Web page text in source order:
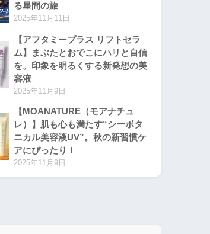
る星間の旅
2025年11月11日
【アフタミープラス リフトセラ
ム】まぶたとおでこにハリと自信
を。印象を明るくする新発想の美
容液
2025年11月9日
【MOANATURE（モアナチュ
レ）】肌も心も満たす“シーボタ
ニカル美容液UV”。秋の新習慣ケ
アにぴったり！
2025年11月9日